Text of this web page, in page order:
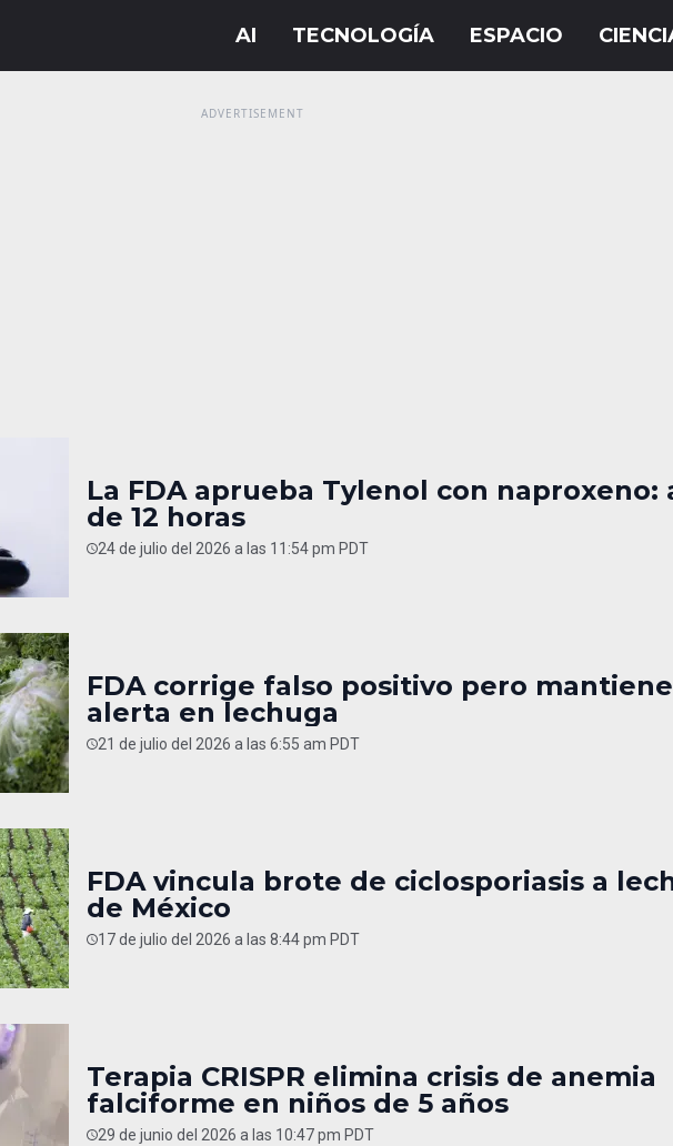
La FDA aprueba Tylenol con naproxeno:
de 12 horas
24 de julio del 2026 a las 11:54 pm PDT
FDA corrige falso positivo pero mantiene
alerta en lechuga
21 de julio del 2026 a las 6:55 am PDT
FDA vincula brote de ciclosporiasis a
de México
17 de julio del 2026 a las 8:44 pm PDT
Terapia CRISPR elimina crisis de anemia
falciforme en niños de 5 años
29 de junio del 2026 a las 10:47 pm PDT